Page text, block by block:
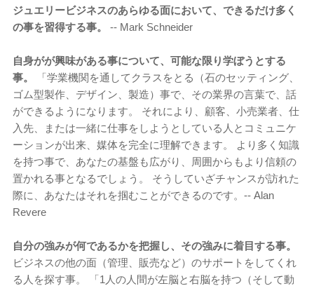
ジュエリービジネスのあらゆる面において、できるだけ多く
の事を習得する事。
-- Mark Schneider
自身がが興味がある事について、可能な限り学ぼうとする
事。
「学業機関を通してクラスをとる（石のセッティング、
ゴム型製作、デザイン、製造）事で、その業界の言葉で、話
ができるようになります。 それにより、顧客、小売業者、仕
入先、または一緒に仕事をしようとしている人とコミュニケ
ーションが出来、媒体を完全に理解できます。 より多く知識
を持つ事で、あなたの基盤も広がり、周囲からもより信頼の
置かれる事となるでしょう。 そうしていざチャンスが訪れた
際に、あなたはそれを掴むことができるのです。-- Alan
Revere
自分の強みが何であるかを把握し、その強みに着目する事。
ビジネスの他の面（管理、販売など）のサポートをしてくれ
る人を探す事。 「1人の人間が左脳と右脳を持つ（そして動